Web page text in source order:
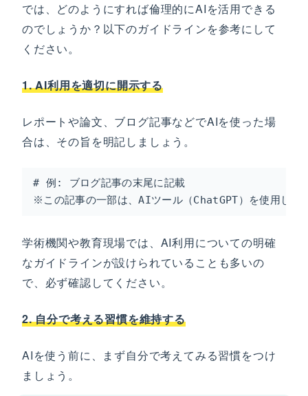
では、どのようにすれば倫理的にAIを活用できる
のでしょうか？以下のガイドラインを参考にして
ください。
1. AI利用を適切に開示する
レポートや論文、ブログ記事などでAIを使った場
合は、その旨を明記しましょう。
# 例: ブログ記事の末尾に記載
※この記事の一部は、AIツール（ChatGPT）を使用して
学術機関や教育現場では、AI利用についての明確
なガイドラインが設けられていることも多いの
で、必ず確認してください。
2. 自分で考える習慣を維持する
AIを使う前に、まず自分で考えてみる習慣をつけ
ましょう。